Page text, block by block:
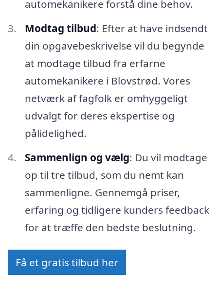
automekanikere forstå dine behov.
Modtag tilbud: Efter at have indsendt
din opgavebeskrivelse vil du begynde
at modtage tilbud fra erfarne
automekanikere i Blovstrød. Vores
netværk af fagfolk er omhyggeligt
udvalgt for deres ekspertise og
pålidelighed.
Sammenlign og vælg: Du vil modtage
op til tre tilbud, som du nemt kan
sammenligne. Gennemgå priser,
erfaring og tidligere kunders feedback
for at træffe den bedste beslutning.
Få et gratis tilbud her